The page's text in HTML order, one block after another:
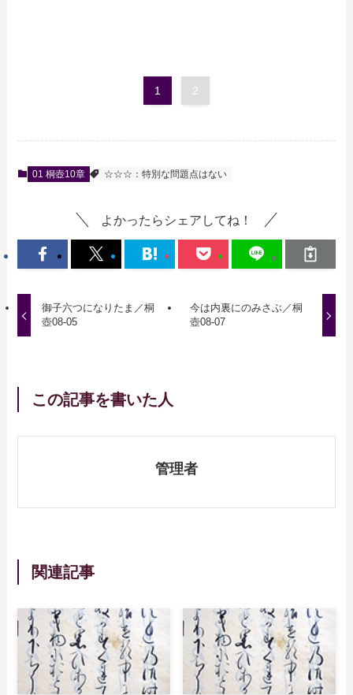
1 2
01 桐壺10章 ☆☆☆：特別な問題点はない
よかったらシェアしてね！
御子六つになりたま／桐
壺08-05
今は内裏にのみさぶ／桐
壺08-07
この記事を書いた人
管理者
関連記事